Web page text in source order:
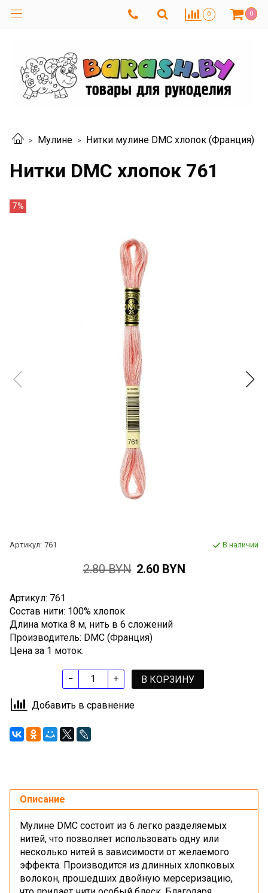
0 0
Мулине Нитки мулине DMC хлопок (Франция)
Нитки DMC хлопок 761
7%
Артикул: 761 В наличии
2.80 BYN 2.60 BYN
Артикул: 761
Состав нити: 100% хлопок
Длина мотка 8 м, нить в 6 сложений
Производитель: DMC (Франция)
Цена за 1 моток.
В КОРЗИНУ
Добавить в сравнение
Описание
Мулине DMC состоит из 6 легко разделяемых
нитей, что позволяет использовать одну или
несколько нитей в зависимости от желаемого
эффекта. Производится из длинных хлопковых
волокон, прошедших двойную мерсеризацию,